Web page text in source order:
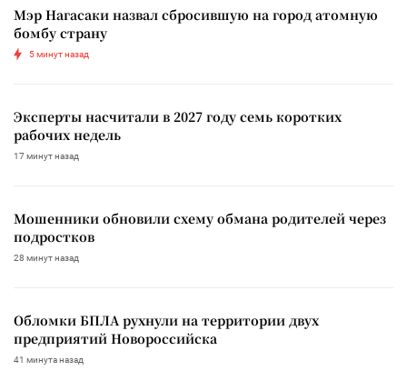
Мэр Нагасаки назвал сбросившую на город атомную
бомбу страну
5 минут назад
Эксперты насчитали в 2027 году семь коротких
рабочих недель
17 минут назад
Мошенники обновили схему обмана родителей через
подростков
28 минут назад
Обломки БПЛА рухнули на территории двух
предприятий Новороссийска
41 минута назад